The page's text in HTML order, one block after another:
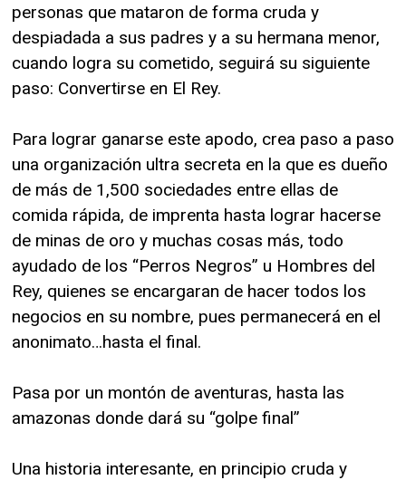
personas que mataron de forma cruda y
despiadada a sus padres y a su hermana menor,
cuando logra su cometido, seguirá su siguiente
paso: Convertirse en El Rey.
Para lograr ganarse este apodo, crea paso a paso
una organización ultra secreta en la que es dueño
de más de 1,500 sociedades entre ellas de
comida rápida, de imprenta hasta lograr hacerse
de minas de oro y muchas cosas más, todo
ayudado de los “Perros Negros” u Hombres del
Rey, quienes se encargaran de hacer todos los
negocios en su nombre, pues permanecerá en el
anonimato…hasta el final.
Pasa por un montón de aventuras, hasta las
amazonas donde dará su “golpe final”
Una historia interesante, en principio cruda y